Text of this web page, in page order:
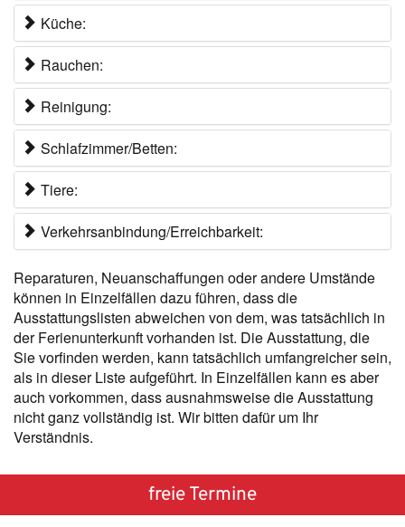
Küche:
Rauchen:
Reinigung:
Schlafzimmer/Betten:
Tiere:
Verkehrsanbindung/Erreichbarkeit:
Reparaturen, Neuanschaffungen oder andere Umstände
können in Einzelfällen dazu führen, dass die
Ausstattungslisten abweichen von dem, was tatsächlich in
der Ferienunterkunft vorhanden ist. Die Ausstattung, die
Sie vorfinden werden, kann tatsächlich umfangreicher sein,
als in dieser Liste aufgeführt. In Einzelfällen kann es aber
auch vorkommen, dass ausnahmsweise die Ausstattung
nicht ganz vollständig ist. Wir bitten dafür um Ihr
Verständnis.
freie Termine